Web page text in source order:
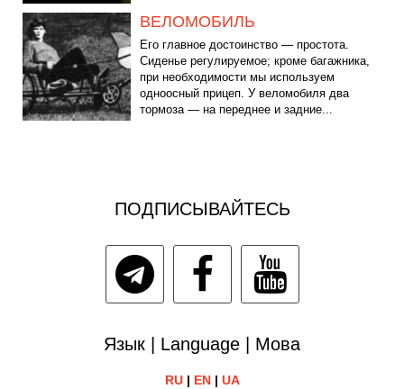
ВЕЛОМОБИЛЬ
Его главное достоинство — простота.
Сиденье регулируемое; кроме багажника,
при необходимости мы используем
одноосный прицеп. У веломобиля два
тормоза — на переднее и задние...
ПОДПИСЫВАЙТЕСЬ
Язык | Language | Мова
RU| EN| UA